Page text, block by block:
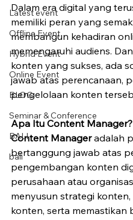
Latest event
Offline Event
Hybrid Event
Online Event
BLOG
Seminar & Conference
BALI
bali
Dalam era digital yang
memiliki peran yang
membangun kehadiran
memengaruhi audiens.
konten yang sukses, ada
jawab atas perencanaan,
pengelolaan konten
Apa Itu Content Manager?
Content Manager adalah
bertanggung jawab atas
pengembangan konten
perusahaan atau
menyusun strategi
konten, serta